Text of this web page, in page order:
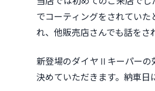
でコーティングをされてい
れ、他販売店さんでも話をさ
新登場のダイヤⅡキーパーの
決めていただきます。納車日